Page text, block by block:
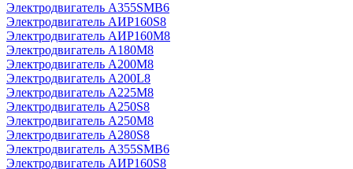
Электродвигатель А355SМВ6
Электродвигатель АИР160S8
Электродвигатель АИР160М8
Электродвигатель А180М8
Электродвигатель А200М8
Электродвигатель А200L8
Электродвигатель А225М8
Электродвигатель А250S8
Электродвигатель А250М8
Электродвигатель А280S8
Электродвигатель А355SМВ6
Электродвигатель АИР160S8